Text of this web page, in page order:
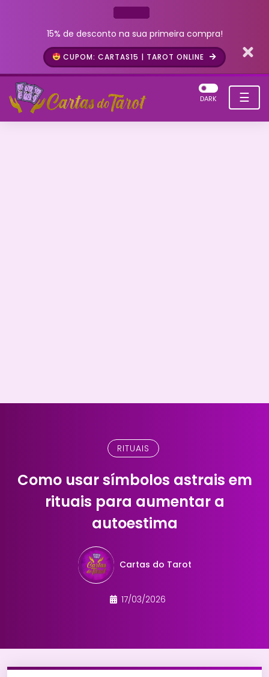
15% de desconto na sua primeira compra!
CUPOM: CARTAS15 | TAROT ONLINE
☰
DARK
RITUAIS
Como usar símbolos astrais em
rituais para aumentar a
autoestima
Cartas do Tarot
17/03/2026